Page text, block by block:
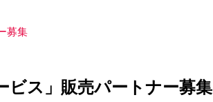
募集
ビス」販売パートナー募集